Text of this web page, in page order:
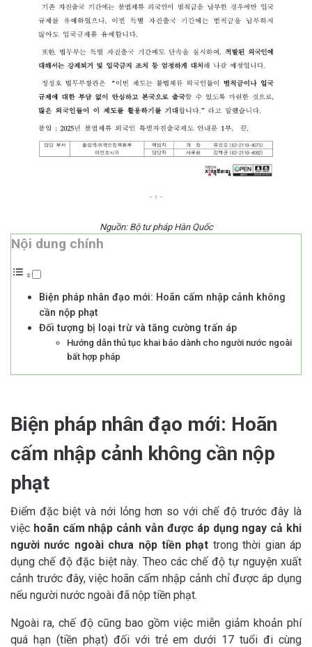
Nguồn: Bộ tư pháp Hàn Quốc
Nội dung chính
Biện pháp nhân đạo mới: Hoãn cấm nhập cảnh không
cần nộp phạt
Đối tượng bị loại trừ và tăng cường trấn áp
Hướng dẫn thủ tục khai báo dành cho người nước ngoài
bất hợp pháp
Biện pháp nhân đạo mới: Hoãn
cấm nhập cảnh không cần nộp
phạt
Điểm đặc biệt và nới lỏng hơn so với chế độ trước đây là
việc hoãn cấm nhập cảnh vẫn được áp dụng ngay cả khi
người nước ngoài chưa nộp tiền phạt trong thời gian áp
dụng chế độ đặc biệt này. Theo các chế độ tự nguyện xuất
cảnh trước đây, việc hoãn cấm nhập cảnh chỉ được áp dụng
nếu người nước ngoài đã nộp tiền phạt.
Ngoài ra, chế độ cũng bao gồm việc miễn giảm khoản phí
quá hạn (tiền phạt) đối với trẻ em dưới 17 tuổi đi cùng